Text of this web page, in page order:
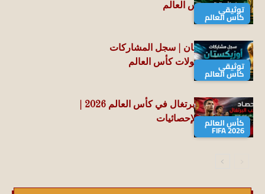
توثيقي
كأس العالم
في بطولات كأس العالم
توثيقي
كأس العالم
منتخب أوزبكستان | سجل المشاركات
التاريخي في بطولات كأس العالم
كأس العالم
FIFA 2026
جميع الأرقام والإحصائيات